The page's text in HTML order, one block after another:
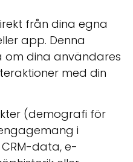
från dina egna
app. Denna
om dina användares
med din
(demografi för
i
data, e-